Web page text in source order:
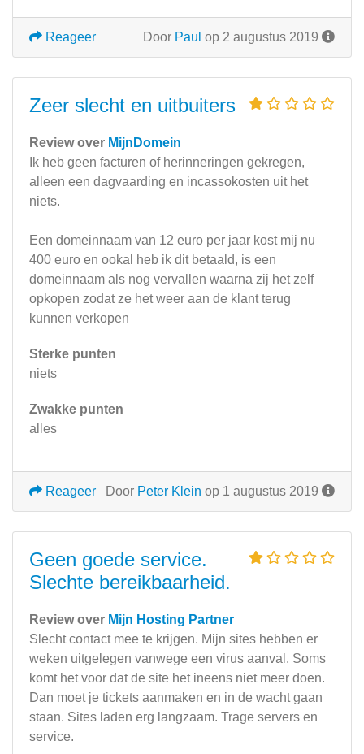
Door Paul op 2 augustus 2019
Reageer
Zeer slecht en uitbuiters
Review over MijnDomein
Ik heb geen facturen of herinneringen gekregen,
alleen een dagvaarding en incassokosten uit het
niets.
Een domeinnaam van 12 euro per jaar kost mij nu
400 euro en ookal heb ik dit betaald, is een
domeinnaam als nog vervallen waarna zij het zelf
opkopen zodat ze het weer aan de klant terug
kunnen verkopen
Sterke punten
niets
Zwakke punten
alles
Door Peter Klein op 1 augustus 2019
Reageer
Geen goede service.
Slechte bereikbaarheid.
Review over Mijn Hosting Partner
Slecht contact mee te krijgen. Mijn sites hebben er
weken uitgelegen vanwege een virus aanval. Soms
komt het voor dat de site het ineens niet meer doen.
Dan moet je tickets aanmaken en in de wacht gaan
staan. Sites laden erg langzaam. Trage servers en
service.